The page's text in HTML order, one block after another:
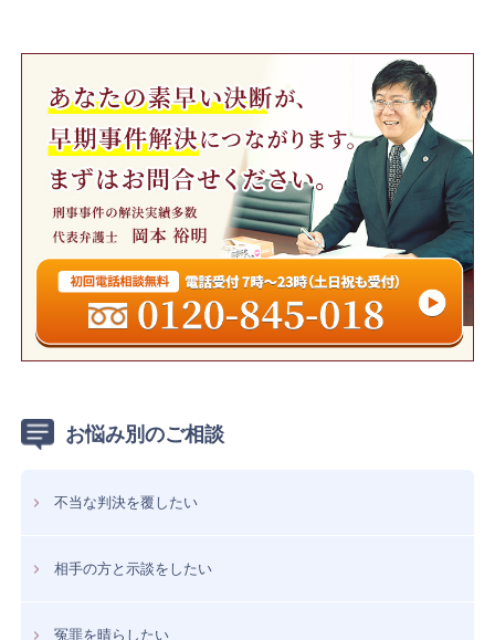
お悩み別のご相談
不当な判決を覆したい
相手の方と示談をしたい
冤罪を晴らしたい